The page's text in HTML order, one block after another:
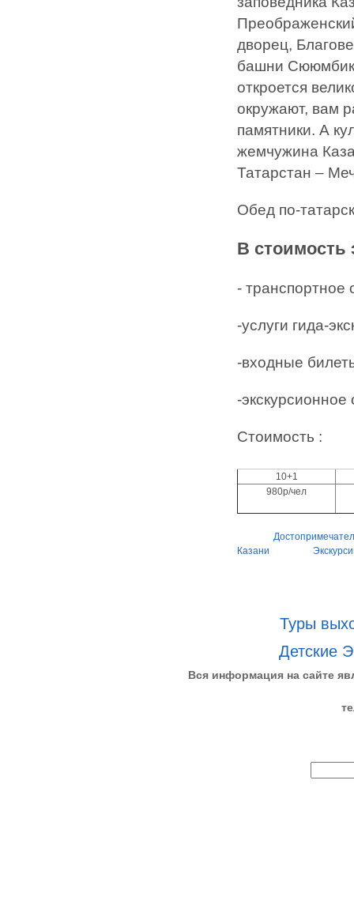
дворец,
башни
откроется
окружают, вам
памятники. А
жемчужина
Татарстан –
Обед по-
В стоимость
- транспортное
-услуги гида-
-входные
-
Стоимость :
10+1
980р/чел
Казани
Туры
Детские
Вся информация на сайте